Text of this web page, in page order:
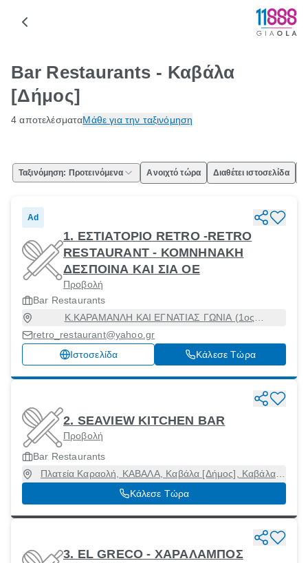
Bar Restaurants - Καβάλα
[Δήμος]
4 αποτελέσματαΜάθε για την ταξινόμηση
Ταξινόμηση: Προτεινόμενα Ανοιχτό τώρα Διαθέτει ιστοσελίδα
Ad
1. ΕΣΤΙΑΤΟΡΙΟ RETRO -RETRO
RESTAURANT - ΚΟΜΝΗΝΑΚΗ
ΔΕΣΠΟΙΝΑ ΚΑΙ ΣΙΑ ΟΕ
Προβολή
Bar Restaurants
Κ.ΚΑΡΑΜΑΝΛΗ ΚΑΙ ΕΓΝΑΤΙΑΣ ΓΩΝΙΑ (1ος
ΟΡΟΦΟΣ),ΧΡΥΣΟΥΠΟΛΗ, Καβάλα [Δήμος], Καβάλα,
65403
retro_restaurant@yahoo.gr
Ιστοσελίδα
Κάλεσε Τώρα
2. SEAVIEW KITCHEN BAR
Προβολή
Bar Restaurants
Πλατεία Καραολή, ΚΑΒΑΛΑ, Καβάλα [Δήμος], Καβάλα,
65201
Κάλεσε Τώρα
3. EL GRECO - ΧΑΡΑΛΑΜΠΟΣ